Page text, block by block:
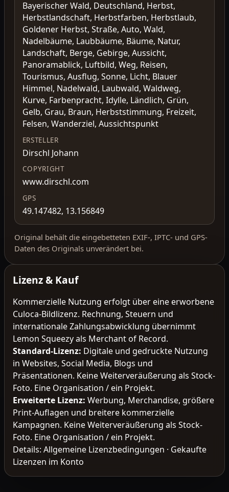
Bayerischer Wald, Deutschland, Herbst,
Herbstlandschaft, Herbstfarben, Herbstlaub,
Goldener Herbst, Straße, Auto, Wald,
Nadelbäume, Laubbäume, Bäume, Natur,
Landschaft, Berge, Gebirge, Aussicht,
Panoramablick, Luftbild, Weg, Reisen,
Tourismus, Ausflug, Sonne, Licht, Blauer
Himmel, Nadelwald, Laubwald, Waldweg,
Kurve, Farbenpracht, Idylle, Ländlich, Grün,
Gelb, Grau, Braun, Herbststimmung, Freizeit,
Felsen, Wanderziel, Aussichtspunkt
ERSTELLER
Dirschl Johann
COPYRIGHT
www.dirschl.com
GPS
49.147482, 13.156849
Original behält die eingebetteten EXIF-, IPTC- und GPS-
Daten des Originals unverändert bei.
Lizenz & Kauf
Kommerzielle Nutzung erfolgt über eine erworbene
Culoca-Bildlizenz. Rechnung, Steuern und
internationale Zahlungsabwicklung übernimmt
Lemon Squeezy als Merchant of Record.
Standard-Lizenz: Digitale und gedruckte Nutzung
in Websites, Social Media, Blogs und
Präsentationen. Keine Weiterveräußerung als Stock-
Foto. Eine Organisation / ein Projekt.
Erweiterte Lizenz: Werbung, Merchandise, größere
Print-Auflagen und breitere kommerzielle
Kampagnen. Keine Weiterveräußerung als Stock-
Foto. Eine Organisation / ein Projekt.
Details: Allgemeine Lizenzbedingungen · Gekaufte
Lizenzen im Konto